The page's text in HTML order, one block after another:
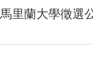
里蘭大學徵選